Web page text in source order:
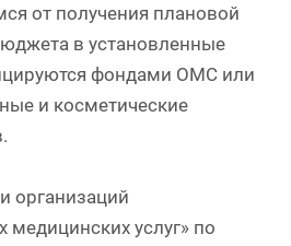
от получения плановой
в установленные
фондами ОМС или
и косметические
организаций
медицинских услуг» по